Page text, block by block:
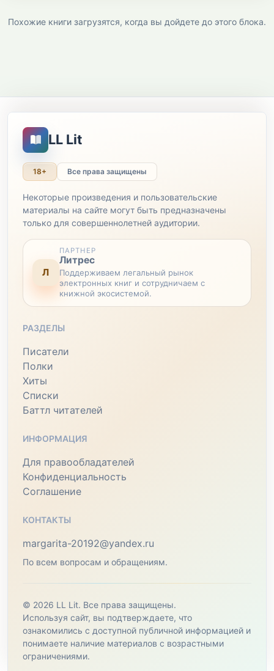
Похожие книги загрузятся, когда вы дойдете до этого блока.
LL Lit
18+ Все права защищены
Некоторые произведения и пользовательские
материалы на сайте могут быть предназначены
только для совершеннолетней аудитории.
Л
ПАРТНЕР
Литрес
Поддерживаем легальный рынок
электронных книг и сотрудничаем с
книжной экосистемой.
РАЗДЕЛЫ
Писатели
Полки
Хиты
Списки
Баттл читателей
ИНФОРМАЦИЯ
Для правообладателей
Конфиденциальность
Соглашение
КОНТАКТЫ
margarita-20192@yandex.ru
По всем вопросам и обращениям.
© 2026 LL Lit. Все права защищены.
Используя сайт, вы подтверждаете, что
ознакомились с доступной публичной информацией и
понимаете наличие материалов с возрастными
ограничениями.